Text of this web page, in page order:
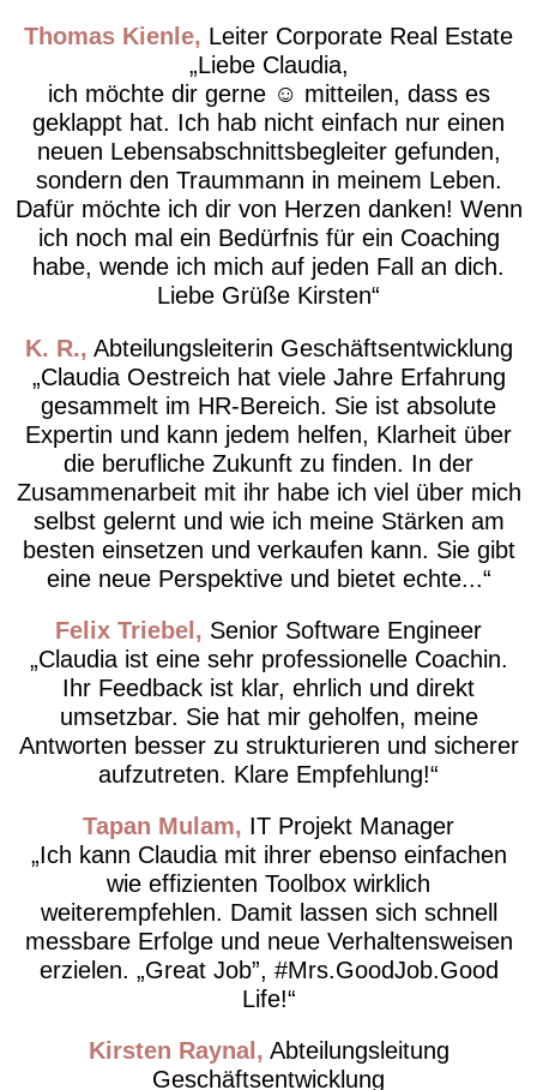
Thomas Kienle Leiter Corporate Real Estate
Liebe Claudia,
ich möchte dir gerne ☺️ mitteilen, dass es
geklappt hat. Ich hab nicht einfach nur einen
neuen Lebensabschnittsbegleiter gefunden,
sondern den Traummann in meinem Leben.
Dafür möchte ich dir von Herzen danken! Wenn
ich noch mal ein Bedürfnis für ein Coaching
habe, wende ich mich auf jeden Fall an dich.
Liebe Grüße Kirsten
K. R. Abteilungsleiterin Geschäftsentwicklung
Claudia Oestreich hat viele Jahre Erfahrung
gesammelt im HR-Bereich. Sie ist absolute
Expertin und kann jedem helfen, Klarheit über
die berufliche Zukunft zu finden. In der
Zusammenarbeit mit ihr habe ich viel über mich
selbst gelernt und wie ich meine Stärken am
besten einsetzen und verkaufen kann. Sie gibt
eine neue Perspektive und bietet echte...
Felix Triebel
Senior Software Engineer
Claudia ist eine sehr professionelle Coachin.
Ihr Feedback ist klar, ehrlich und direkt
umsetzbar. Sie hat mir geholfen, meine
Antworten besser zu strukturieren und sicherer
aufzutreten. Klare Empfehlung!
Tapan Mulam
IT Projekt Manager
Ich kann Claudia mit ihrer ebenso einfachen
wie effizienten Toolbox wirklich
weiterempfehlen. Damit lassen sich schnell
messbare Erfolge und neue Verhaltensweisen
erzielen. „Great Job”, #Mrs.GoodJob.Good
Life!
Kirsten Raynal
Abteilungsleitung
Geschäftsentwicklung